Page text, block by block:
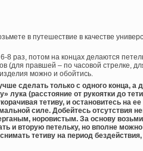
в путешествие в качестве
8 раз, потом на концах делаются
(для правшей – по часовой стрелке,
можно и обойтись.
сделать только с одного конца, а
лука (расстояние от рукоятки до
тетиву, и остановитесь на
силе. Добейтесь отсутствия
норовистым. За основу
и вторую петельку, но вполне можно
тетиву на период